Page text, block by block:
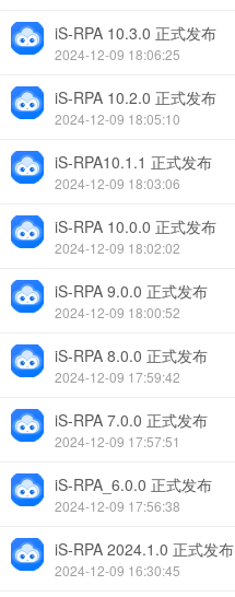
iS-RPA 10.3.0 正式发布
2024-12-09 18:06:25
iS-RPA 10.2.0 正式发布
2024-12-09 18:05:10
iS-RPA10.1.1 正式发布
2024-12-09 18:03:06
iS-RPA 10.0.0 正式发布
2024-12-09 18:02:02
iS-RPA 9.0.0 正式发布
2024-12-09 18:00:52
iS-RPA 8.0.0 正式发布
2024-12-09 17:59:42
iS-RPA 7.0.0 正式发布
2024-12-09 17:57:51
iS-RPA_6.0.0 正式发布
2024-12-09 17:56:38
iS-RPA 2024.1.0 正式发布
2024-12-09 16:30:45